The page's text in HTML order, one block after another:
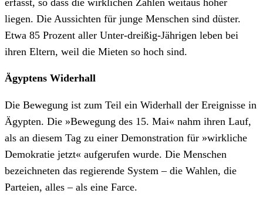
liegen. Die Aussichten für junge Menschen sind düster.
Etwa 85 Prozent aller Unter-dreißig-Jährigen leben bei
ihren Eltern, weil die Mieten so hoch sind.
Ägyptens Widerhall
Die Bewegung ist zum Teil ein Widerhall der Ereignisse in
Ägypten. Die »Bewegung des 15. Mai« nahm ihren Lauf,
als an diesem Tag zu einer Demonstration für »wirkliche
Demokratie jetzt« aufgerufen wurde. Die Menschen
bezeichneten das regierende System – die Wahlen, die
Parteien, alles – als eine Farce.